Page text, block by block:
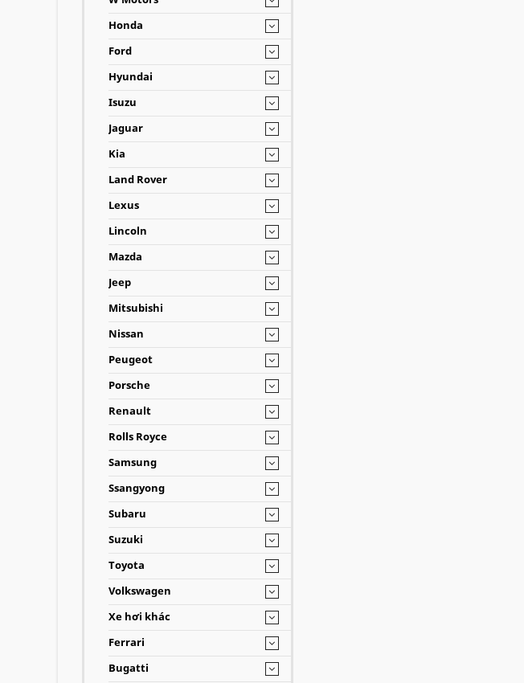
Honda
Ford
Hyundai
Isuzu
Jaguar
Kia
Land Rover
Lexus
Lincoln
Mazda
Jeep
Mitsubishi
Nissan
Peugeot
Porsche
Renault
Rolls Royce
Samsung
Ssangyong
Subaru
Suzuki
Toyota
Volkswagen
Xe hơi khác
Ferrari
Bugatti